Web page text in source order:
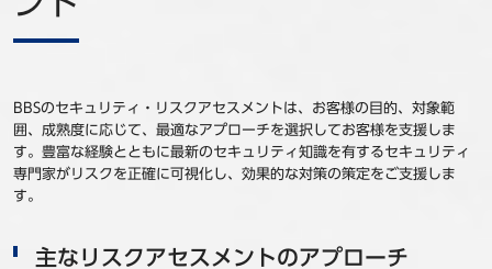
BBSのセキュリティ・リスクアセスメントは、お客様の目的、対象範
囲、成熟度に応じて、最適なアプローチを選択してお客様を支援しま
す。豊富な経験とともに最新のセキュリティ知識を有するセキュリティ
専門家がリスクを正確に可視化し、効果的な対策の策定をご支援しま
す。
主なリスクアセスメントのアプローチ